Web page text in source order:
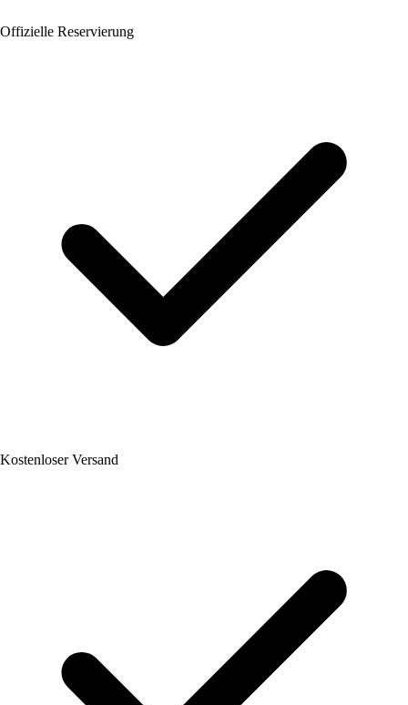
Offizielle Reservierung
Kostenloser Versand